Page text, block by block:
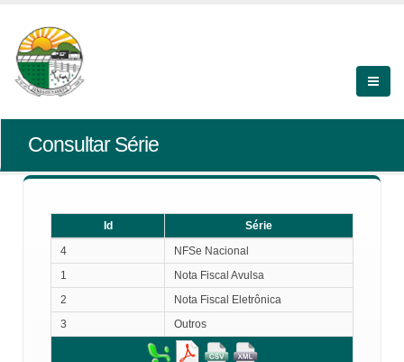
Consultar Série
Id
Série
Série
4
NFSe Nacional
1
Nota Fiscal Avulsa
2
Nota Fiscal Eletrônica
3
Outros